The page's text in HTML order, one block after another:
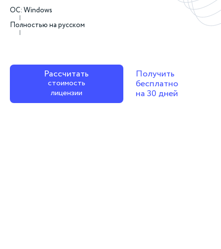
ОС: Windows
Полностью на русском
Рассчитать
стоимость
лицензии
Получить
бесплатно
на 30 дней